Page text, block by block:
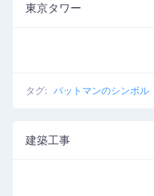
東京タワー
タグ: バットマンのシンボル
建築工事